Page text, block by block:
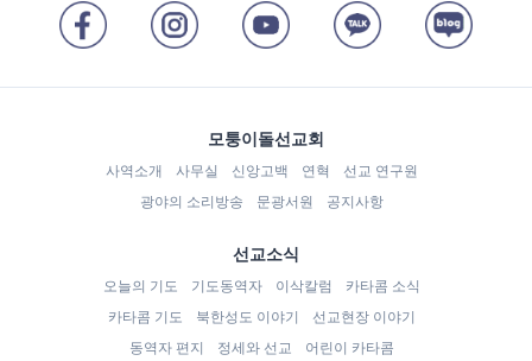
모퉁이돌선교회
사역소개 사무실 신앙고백 연혁
선교 연구원
광야의 소리방송
문광서원 공지사항
선교소식
오늘의 기도 기도동역자 이삭칼럼
카타콤 소식
카타콤 기도
북한성도 이야기
선교현장 이야기
동역자 편지
정세와 선교 어린이 카타콤